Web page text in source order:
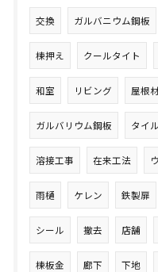
交換 ガルバニウム鋼板
棟押え クールタイト
和室 リビング 屋根
ガルバリウム鋼板 タイル
溶接工事 在来工法
雨樋 ケレン 鉄製扉
シール 撤去 店舗
棟板金 廊下 下地